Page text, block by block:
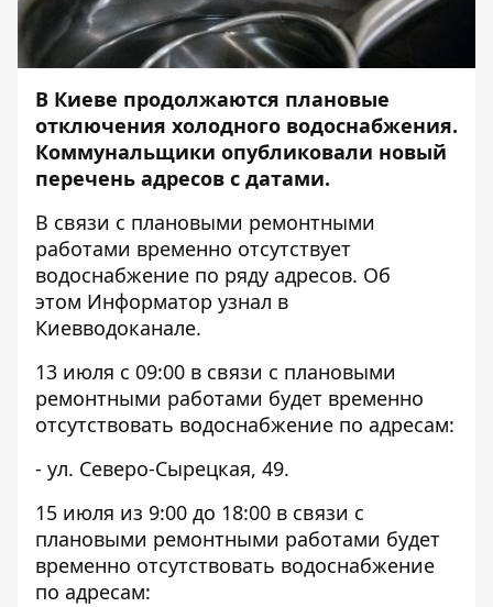
В Киеве продолжаются плановые
отключения холодного водоснабжения.
Коммунальщики опубликовали новый
перечень адресов с датами.
В связи с плановыми ремонтными
работами временно отсутствует
водоснабжение по ряду адресов. Об
этом Информатор узнал в
Киевводоканале.
13 июля с 09:00 в связи с плановыми
ремонтными работами будет временно
отсутствовать водоснабжение по адресам:
- ул. Северо-Сырецкая, 49.
15 июля из 9:00 до 18:00 в связи с
плановыми ремонтными работами будет
временно отсутствовать водоснабжение
по адресам: